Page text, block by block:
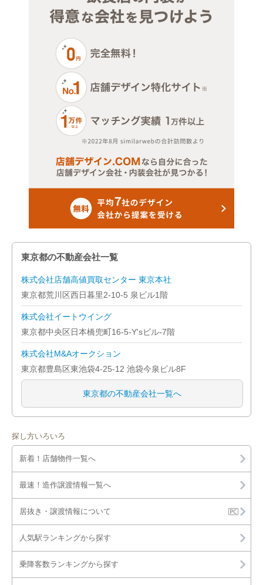
東京都の不動産会社一覧
株式会社店舗高値買取センター 東京本社
東京都荒川区西日暮里2-10-5 泉ビル1階
株式会社イートウイング
東京都中央区日本橋兜町16-5-Y'sビル-7階
株式会社M&Aオークション
東京都豊島区東池袋4-25-12 池袋今泉ビル8F
東京都の不動産会社一覧へ
探し方いろいろ
新着！店舗物件一覧へ
最速！造作譲渡情報一覧へ
居抜き・譲渡情報について
人気駅ランキングから探す
乗降客数ランキングから探す